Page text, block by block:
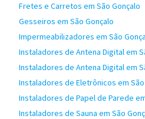
Fretes e Carretos em São Gonçalo
Gesseiros em São Gonçalo
Impermeabilizadores em São
Instaladores de Antena Digital em
Instaladores de Antena Digital em
Instaladores de Eletrônicos em São
Instaladores de Papel de Parede
Instaladores de Sauna em São